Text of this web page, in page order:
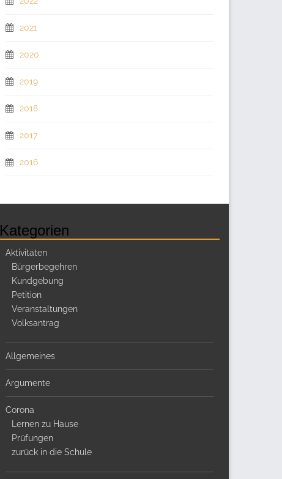
2021
2020
2019
2018
2017
2016
Kategorien
Aktivitäten
Bürgerbegehren
Kundgebung
Petition
Veranstaltungen
Volksantrag
Allgemeines
Argumente
Corona
Lernen zu Hause
Prüfungen
zurück in die Schule